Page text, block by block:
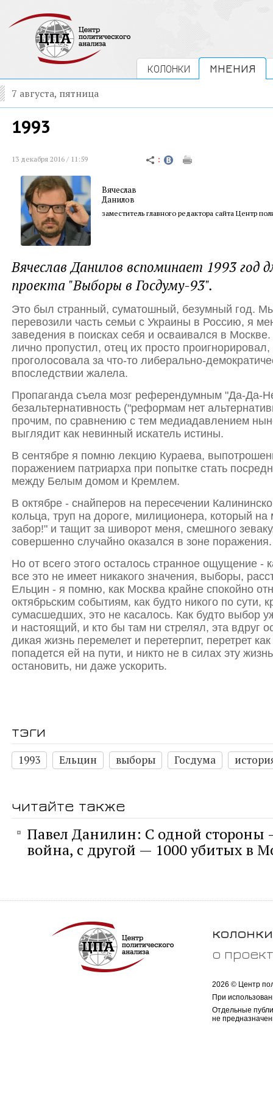
КОЛОНКИ МНЕНИЯ
7 августа, пятница
1993
13 декабря 2016 / 11:59
Вячеслав
Данилов
заместитель главного редактора сайта Центр
Вячеслав Данилов вспоминает 1993 год
проекта "Выборы в Госдуму-93".
Это был странный, суматошный, безумный год.
перевозили часть семьи с Украины в Россию, я
заведения в поисках себя и осваивался в
лично пропустил, отец их просто проигнорировал,
проголосовала за что-то либерально-
впоследствии жалела.
Пропаганда съела мозг референдумным "Да-Да-
безальтернативность ("реформам нет
прочим, по сравнению с тем медиадавлением
выглядит как невинный искатель истины.
В сентябре я помню лекцию Кураева,
поражением патриарха при попытке стать
между Белым домом и Кремлем.
В октябре - снайперов на пересечении
кольца, труп на дороге, милиционера, который
забор!" и тащит за шиворот меня, смешного
совершенно случайно оказался в зоне поражения.
Но от всего этого осталось странное ощущение -
все это не имеет никакого значения, выборы,
Ельцин - я помню, как Москва крайне спокойно
октябрьским событиям, как будто никого по сути,
сумасшедших, это не касалось. Как будто выбор
и настоящий, и кто бы там ни стрелял, эта вдруг
дикая жизнь перемелет и перетерпит, перетрет
попадется ей на пути, и никто не в силах эту
остановить, ни даже ускорить.
тэги
1993 Ельцин выборы Госдума
читайте также
Павел Данилин: С одной стороны
война, с другой — 1000 убитых в
колонки
о
2026 © Центр
При
Отдельные
не